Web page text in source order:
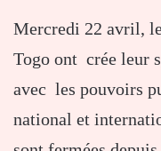
Mercredi 22 avril,
Togo ont crée leur
avec les pouvoirs
national et